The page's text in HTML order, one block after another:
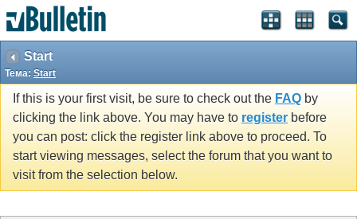
Start
Тема: Start
If this is your first visit, be sure to check out the FAQ by
clicking the link above. You may have to register before
you can post: click the register link above to proceed. To
start viewing messages, select the forum that you want to
visit from the selection below.